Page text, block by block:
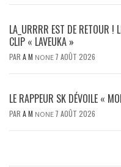
LA_URRRR EST DE RETOUR !
CLIP « LAVEUKA »
PAR A M NONE 7 AOÛT 2026
LE RAPPEUR SK DÉVOILE «
PAR A M NONE 7 AOÛT 2026